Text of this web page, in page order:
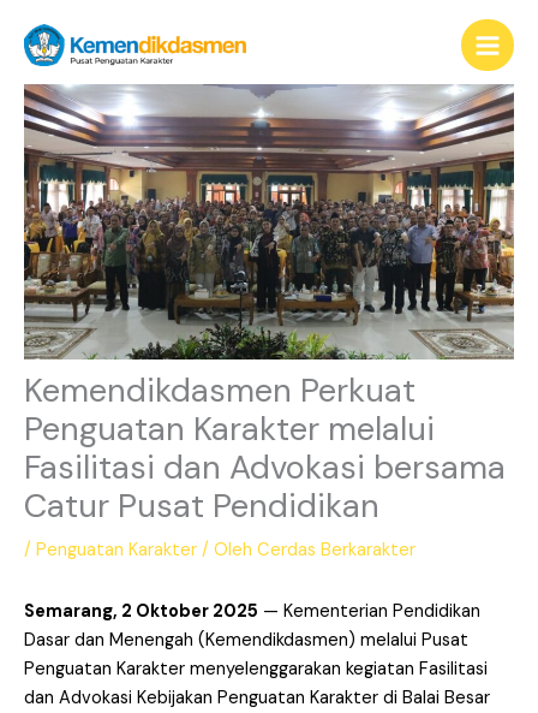
konten
Kemendikdasmen Perkuat
Penguatan Karakter melalui
Fasilitasi dan Advokasi bersama
Catur Pusat Pendidikan
/ Penguatan Karakter / Oleh Cerdas Berkarakter
Semarang, 2 Oktober 2025 — Kementerian Pendidikan
Dasar dan Menengah (Kemendikdasmen) melalui Pusat
Penguatan Karakter menyelenggarakan kegiatan Fasilitasi
dan Advokasi Kebijakan Penguatan Karakter di Balai Besar